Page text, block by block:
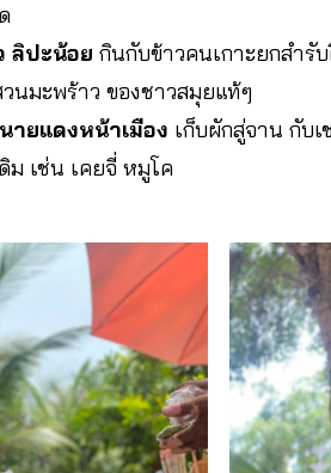
ลิปะน้อย กินกับข้าวคนเกาะยกสำ
นมะพร้าว ของชาวสมุยแท้ๆ
ายแดงหน้าเมือง เก็บผักสู่จาน กับ
ม เช่น เคยจี่ หมูโค